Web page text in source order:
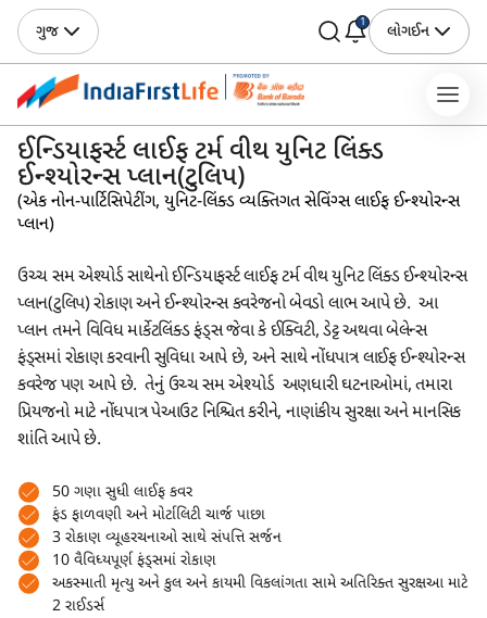
ગુજ 1 લોગઈન
ઈન્ડિયાફર્સ્ટ લાઈફ ટર્મ વીથ યુનિટ લિંક્ડ
ઈન્શ્યોરન્સ પ્લાન(ટુલિપ)
(એક નોન-પાર્ટિસિપેટીંગ, યુનિટ-લિંક્ડ વ્યક્તિગત સેવિંગ્સ લાઈફ ઈન્શ્યોરન્સ
પ્લાન)
ઉચ્ચ સમ એશ્યોર્ડ સાથેનો ઈન્ડિયાફર્સ્ટ લાઈફ ટર્મ વીથ યુનિટ લિંક્ડ ઈન્શ્યોરન્સ
પ્લાન(ટુલિપ) રોકાણ અને ઈન્શ્યોરન્સ કવરેજનો બેવડો લાભ આપે છે. આ
પ્લાન તમને વિવિધ માર્કેટલિંક્ડ ફંડ્સ જેવા કે ઈક્વિટી, ડેટ્ટ અથવા બેલેન્સ
ફંડ્સમાં રોકાણ કરવાની સુવિધા આપે છે, અને સાથે નોંધપાત્ર લાઈફ ઈન્શ્યોરન્સ
કવરેજ પણ આપે છે. તેનું ઉચ્ચ સમ એશ્યોર્ડ અણધારી ઘટનાઓમાં, તમારા
પ્રિયજનો માટે નોંધપાત્ર પેઆઉટ નિશ્ચિત કરીને, નાણાંકીય સુરક્ષા અને માનસિક
શાંતિ આપે છે.
50 ગણા સુધી લાઈફ કવર
ફંડ ફાળવણી અને મોર્ટાલિટી ચાર્જ પાછા
3 રોકાણ વ્યૂહરચનાઓ સાથે સંપત્તિ સર્જન
10 વૈવિધ્યપૂર્ણ ફંડ્સમાં રોકાણ
અકસ્માતી મૃત્યુ અને કુલ અને કાયમી વિકલાંગતા સામે અતિરિક્ત સુરક્ષઆ માટે
2 રાઈડર્સ